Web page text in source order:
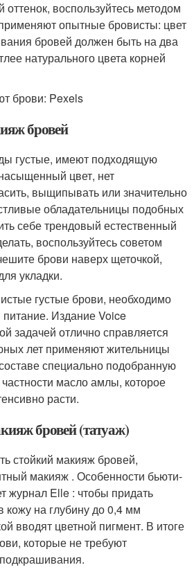
воспользуйтесь методом
опытные бровисты: цвет
бровей должен быть на два
натурального цвета корней
брови: Pexels
бровей
густые, имеют подходящую
цвет, нет
выщипывать или значительно
обладательницы подобных
себе трендовый естественный
воспользуйтесь советом
брови наверх щеточкой,
укладки.
густые брови, необходимо
Издание Voice
задачей отлично справляется
лет применяют жительницы
специально подобранную
масло амлы, которое
расти.
бровей (татуаж)
стойкий макияж бровей,
макияж . Особенности бьюти-
журнал Elle : чтобы придать
на глубину до 0,4 мм
вводят цветной пигмент. В итоге
которые не требуют